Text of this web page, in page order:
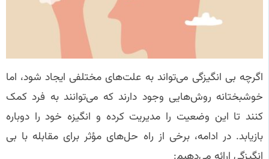
اگرچه بی‌ انگیزگی می‌تواند به علت‌های مختلفی ایجاد شود، اما
خوشبختانه روش‌هایی وجود دارند که می‌توانند به فرد کمک
کنند تا این وضعیت را مدیریت کرده و انگیزه خود را دوباره
بازیابد. در ادامه، برخی از راه‌ حل‌های مؤثر برای مقابله با بی‌